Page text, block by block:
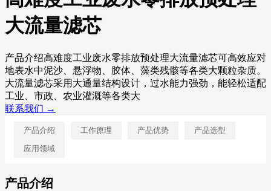
大流量滤芯
产品介绍高难度工业废水零排放预处理大流量滤芯可高效应对
地表水中泥沙、悬浮物、胶体、藻类残骸等各类大颗粒杂质。
大流量滤芯采用大通量结构设计，过水能力强劲，能轻松适配
工业、市政、农业灌溉等各类大
联系我们 →
产品介绍 工作原理 产品优势
产品选型
应用领域
产品介绍